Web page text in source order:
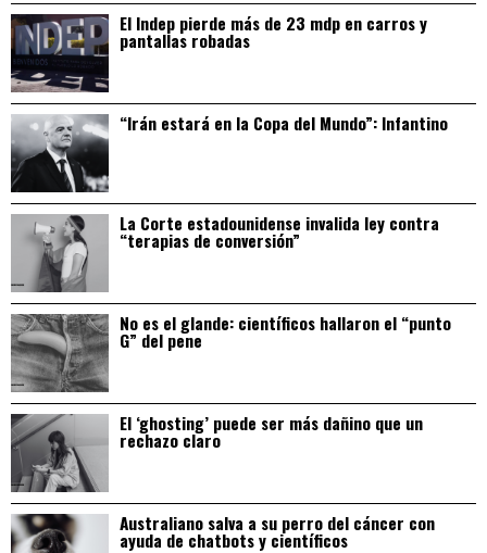
El Indep pierde más de 23 mdp en carros y
pantallas robadas
“Irán estará en la Copa del Mundo”: Infantino
La Corte estadounidense invalida ley contra
“terapias de conversión”
No es el glande: científicos hallaron el “punto
G” del pene
El ‘ghosting’ puede ser más dañino que un
rechazo claro
Australiano salva a su perro del cáncer con
ayuda de chatbots y científicos